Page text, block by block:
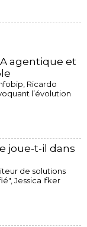
agentique et
Ricardo
l’évolution
joue-t-il dans
de solutions
Jessica Ifker